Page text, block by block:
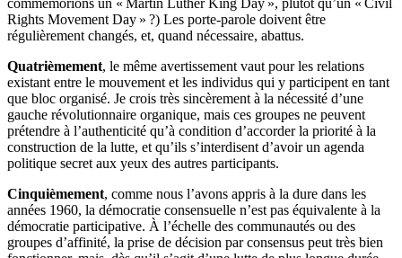
commémorions un « Martin Luther King Day », plutôt qu’un « Civil
Rights Movement Day » ?) Les porte-parole doivent être
régulièrement changés, et, quand nécessaire, abattus.
Quatrièmement, le même avertissement vaut pour les relations
existant entre le mouvement et les individus qui y participent en tant
que bloc organisé. Je crois très sincèrement à la nécessité d’une
gauche révolutionnaire organique, mais ces groupes ne peuvent
prétendre à l’authenticité qu’à condition d’accorder la priorité à la
construction de la lutte, et qu’ils s’interdisent d’avoir un agenda
politique secret aux yeux des autres participants.
Cinquièmement, comme nous l’avons appris à la dure dans les
années 1960, la démocratie consensuelle n’est pas équivalente à la
démocratie participative. À l’échelle des communautés ou des
groupes d’affinité, la prise de décision par consensus peut très bien